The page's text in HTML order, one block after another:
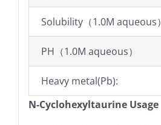
Solubility（1.0M aqueous）
PH（1.0M aqueous）
Heavy metal(Pb):
N-Cyclohexyltaurine Usage